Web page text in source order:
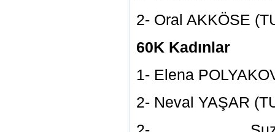
2- Oral
60K Kadınlar
1- Elena
2- Neval